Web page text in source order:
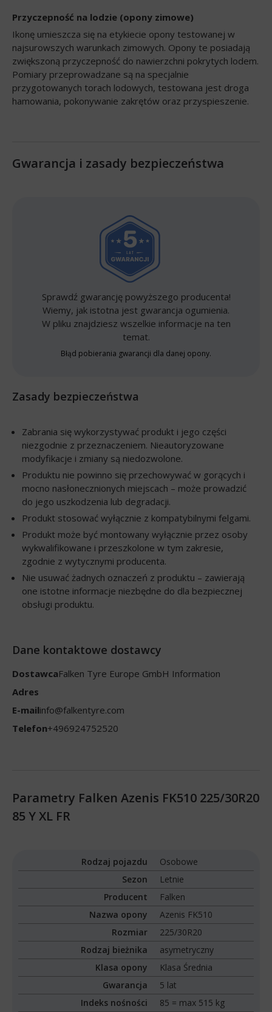
Przyczepność na lodzie (opony zimowe)
Ikonę umieszcza się na etykiecie opony testowanej w
najsurowszych warunkach zimowych. Opony te posiadają
zwiększoną przyczepność do nawierzchni pokrytych lodem.
Pomiary przeprowadzane są na specjalnie
przygotowanych torach lodowych, testowana jest droga
hamowania, pokonywanie zakrętów oraz przyspieszenie.
Gwarancja i zasady bezpieczeństwa
Sprawdź gwarancję powyższego producenta!
Wiemy, jak istotna jest gwarancja ogumienia.
W pliku znajdziesz wszelkie informacje na ten
temat.
Błąd pobierania gwarancji dla danej opony.
Zasady bezpieczeństwa
Zabrania się wykorzystywać produkt i jego części
niezgodnie z przeznaczeniem. Nieautoryzowane
modyfikacje i zmiany są niedozwolone.
Produktu nie powinno się przechowywać w gorących i
mocno nasłonecznionych miejscach – może prowadzić
do jego uszkodzenia lub degradacji.
Produkt stosować wyłącznie z kompatybilnymi felgami.
Produkt może być montowany wyłącznie przez osoby
wykwalifikowane i przeszkolone w tym zakresie,
zgodnie z wytycznymi producenta.
Nie usuwać żadnych oznaczeń z produktu – zawierają
one istotne informacje niezbędne do dla bezpiecznej
obsługi produktu.
Dane kontaktowe dostawcy
DostawcaFalken Tyre Europe GmbH Information
Adres
E-mailinfo@falkentyre.com
Telefon+496924752520
Parametry Falken Azenis FK510 225/30R20
85 Y XL FR
Rodzaj pojazdu
Osobowe
Sezon
Letnie
Producent
Falken
Nazwa opony
Azenis FK510
Rozmiar
225/30R20
Rodzaj bieżnika
asymetryczny
Klasa opony
Klasa Średnia
Gwarancja
5 lat
Indeks nośności
85 = max 515 kg